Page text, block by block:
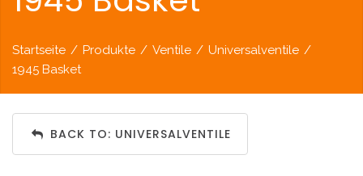
Startseite / Produkte / Ventile / Universalventile /
1945 Basket
BACK TO: UNIVERSALVENTILE